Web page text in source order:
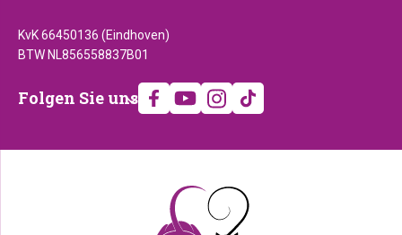
KvK 66450136 (Eindhoven)
BTW NL856558837B01
Folgen
uns
Folgen Sie uns